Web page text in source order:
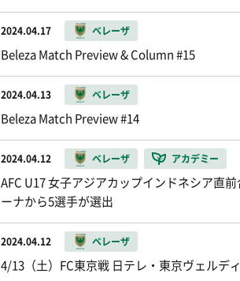
2024.04.17 ベレーザ
Beleza Match Preview & Column #15
2024.04.13 ベレーザ
Beleza Match Preview #14
2024.04.12 ベレーザ アカデミー
AFC U17 女子アジアカップインドネシア直
ーナから5選手が選出
2024.04.12 ベレーザ
4/13（土）FC東京戦 日テレ・東京ヴェルデ